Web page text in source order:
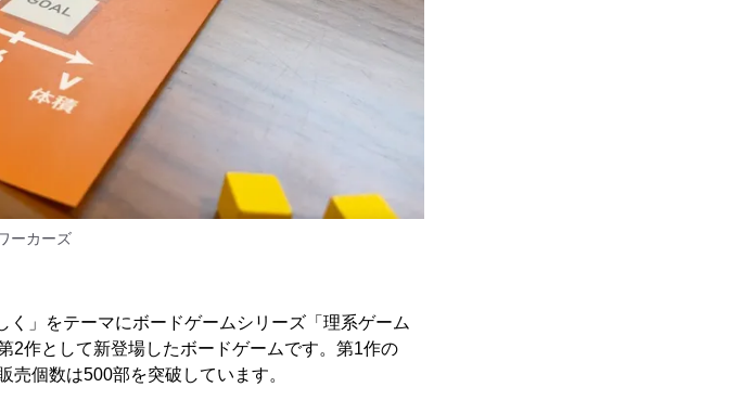
ーカーズ
」をテーマにボードゲームシリーズ「理系ゲーム
2作として新登場したボードゲームです。第1作の
売個数は500部を突破しています。